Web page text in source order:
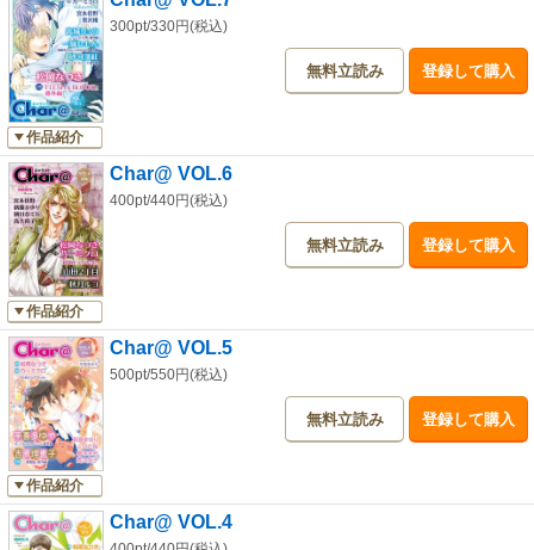
作品紹介
300pt/330円(税込)
無料立読み 登録して購入
作品紹介
Char@ VOL.6
400pt/440円(税込)
無料立読み 登録して購入
作品紹介
Char@ VOL.5
500pt/550円(税込)
無料立読み 登録して購入
Char@ VOL.4